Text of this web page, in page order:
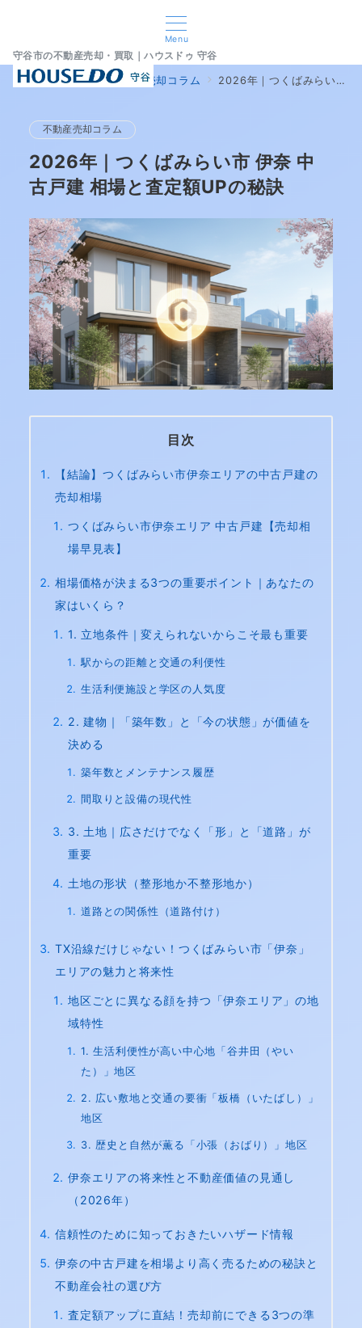
Menu
守谷市の不動産売却・買取｜ハウスドゥ 守谷
home ブログ 不動産売却コラム 2026年｜つくばみらい市 伊奈 中古戸建 相場と査定額UPの秘訣
不動産売却コラム
2026年｜つくばみらい市 伊奈 中
古戸建 相場と査定額UPの秘訣
目次
【結論】つくばみらい市伊奈エリアの中古戸建の
売却相場
つくばみらい市伊奈エリア 中古戸建【売却相
場早見表】
相場価格が決まる3つの重要ポイント｜あなたの
家はいくら？
1. 立地条件｜変えられないからこそ最も重要
駅からの距離と交通の利便性
生活利便施設と学区の人気度
2. 建物｜「築年数」と「今の状態」が価値を
決める
築年数とメンテナンス履歴
間取りと設備の現代性
3. 土地｜広さだけでなく「形」と「道路」が
重要
土地の形状（整形地か不整形地か）
道路との関係性（道路付け）
TX沿線だけじゃない！つくばみらい市「伊奈」
エリアの魅力と将来性
地区ごとに異なる顔を持つ「伊奈エリア」の地
域特性
1. 生活利便性が高い中心地「谷井田（やい
た）」地区
2. 広い敷地と交通の要衝「板橋（いたばし）」
地区
3. 歴史と自然が薫る「小張（おばり）」地区
伊奈エリアの将来性と不動産価値の見通し
（2026年）
信頼性のために知っておきたいハザード情報
伊奈の中古戸建を相場より高く売るための秘訣と
不動産会社の選び方
査定額アップに直結！売却前にできる3つの準